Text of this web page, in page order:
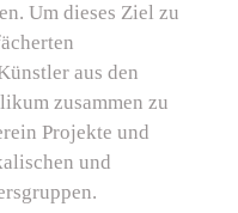
Um dieses Ziel zu
aus den
zusammen zu
Projekte und
und